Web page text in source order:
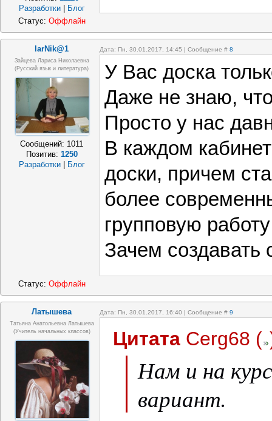
Разработки
Блог
Статус: Оффлайн
larNik@1 Дата: Пн, 30.01.2017, 14:45 | Сообщение # 8
Зайцева Лариса Николаевна
(Русский язык и литература)
Сообщений: 1011
Позитив: 1250
Разработки
Блог
У Вас доска
Даже не знаю,
Просто у нас
В каждом
доски, причем
более
групповую
Зачем создавать
Статус: Оффлайн
Латышева Дата: Пн, 30.01.2017, 16:40 | Сообщение # 9
Татьяна Анатольевна Латышева
(учитель начальных классов)
Цитата Cerg68 (
Нам и на
вариант.